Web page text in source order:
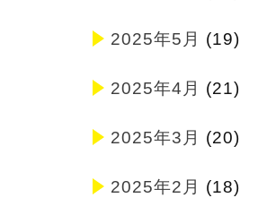
2025年5月 (19)
2025年4月 (21)
2025年3月 (20)
2025年2月 (18)